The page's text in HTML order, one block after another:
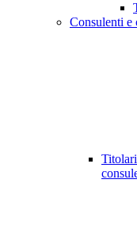
Consulenti e